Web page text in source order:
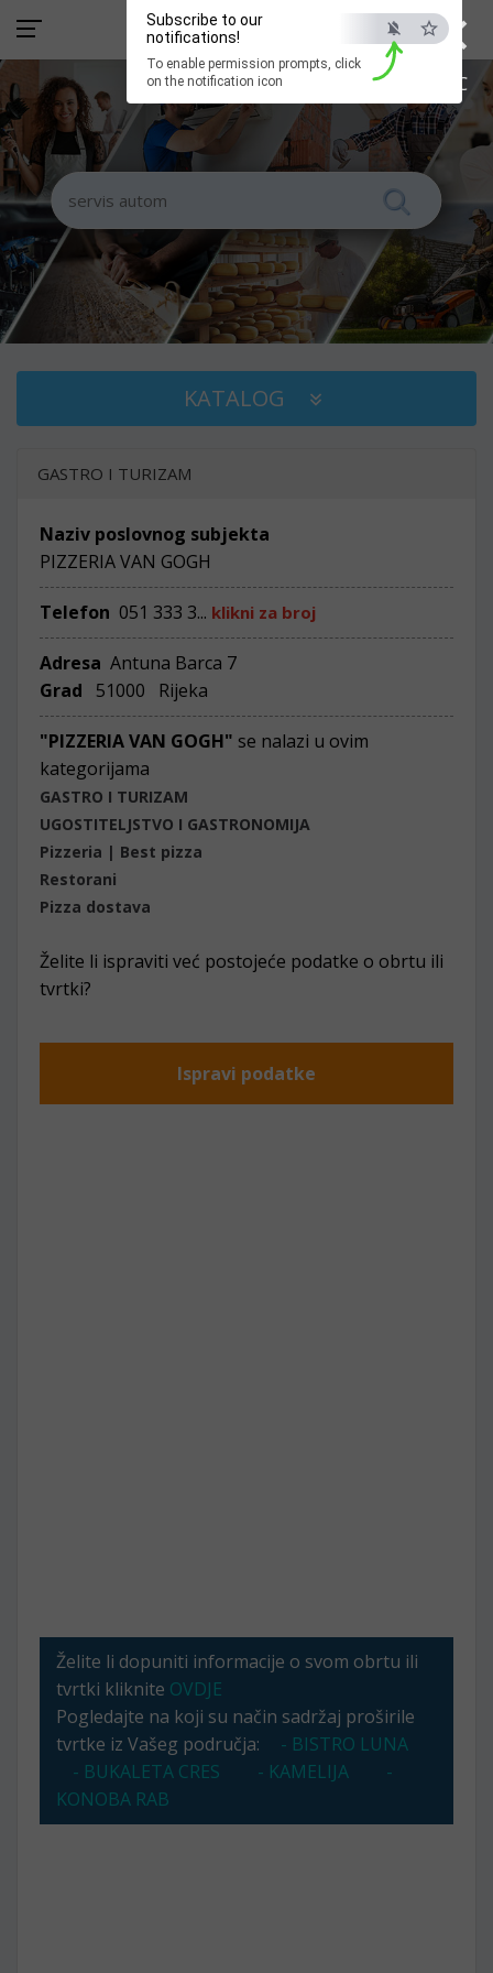
×
ESC
Subscribe to our
notifications!
To enable permission prompts, click
on the notification icon
KATALOG
GASTRO I TURIZAM
Naziv poslovnog subjekta
PIZZERIA VAN GOGH
Telefon 051 333 3... klikni za broj
Adresa Antuna Barca 7
Grad
51000 Rijeka
"PIZZERIA VAN GOGH" se nalazi u ovim
kategorijama
GASTRO I TURIZAM
UGOSTITELJSTVO I GASTRONOMIJA
Pizzeria | Best pizza
Restorani
Pizza dostava
Želite li ispraviti već postojeće podatke o obrtu ili
tvrtki?
Ispravi podatke
Želite li dopuniti informacije o svom obrtu ili
tvrtki kliknite OVDJE
Pogledajte na koji su način sadržaj proširile
tvrtke iz Vašeg područja:
- BISTRO LUNA
- BUKALETA CRES
- KAMELIJA
-
KONOBA RAB